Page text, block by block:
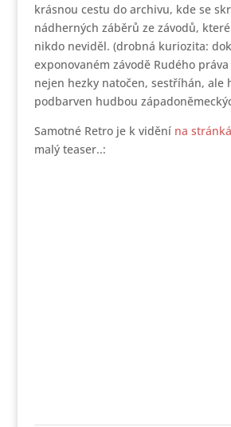
krásnou cestu do archivu, kde se
nádherných záběrů ze závodů,
nikdo neviděl. (drobná kuriozita:
exponovaném závodě Rudého
nejen hezky natočen, sestříhán, ale
podbarven hudbou
Samotné Retro je k vidění na
malý teaser..: